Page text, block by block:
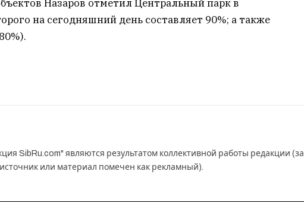
Назаров отметил Центральный парк в
на сегодняшний день составляет 90%; а также
SibRu.com" являются результатом коллективной работы редакции (за
или материал помечен как рекламный).